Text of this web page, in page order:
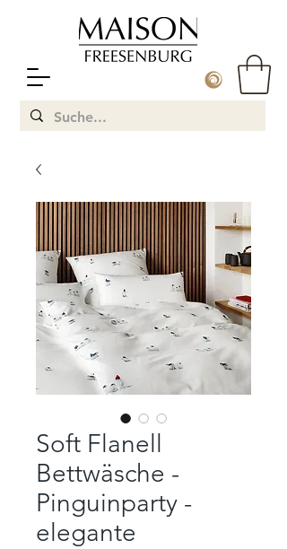
Soft Flanell
Bettwäsche -
Pinguinparty -
elegante